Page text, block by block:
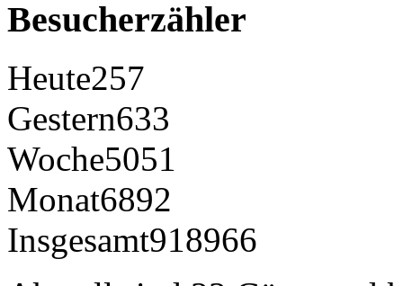
Besucherzähler
Heute257
Gestern633
Woche5051
Monat6892
Insgesamt918966